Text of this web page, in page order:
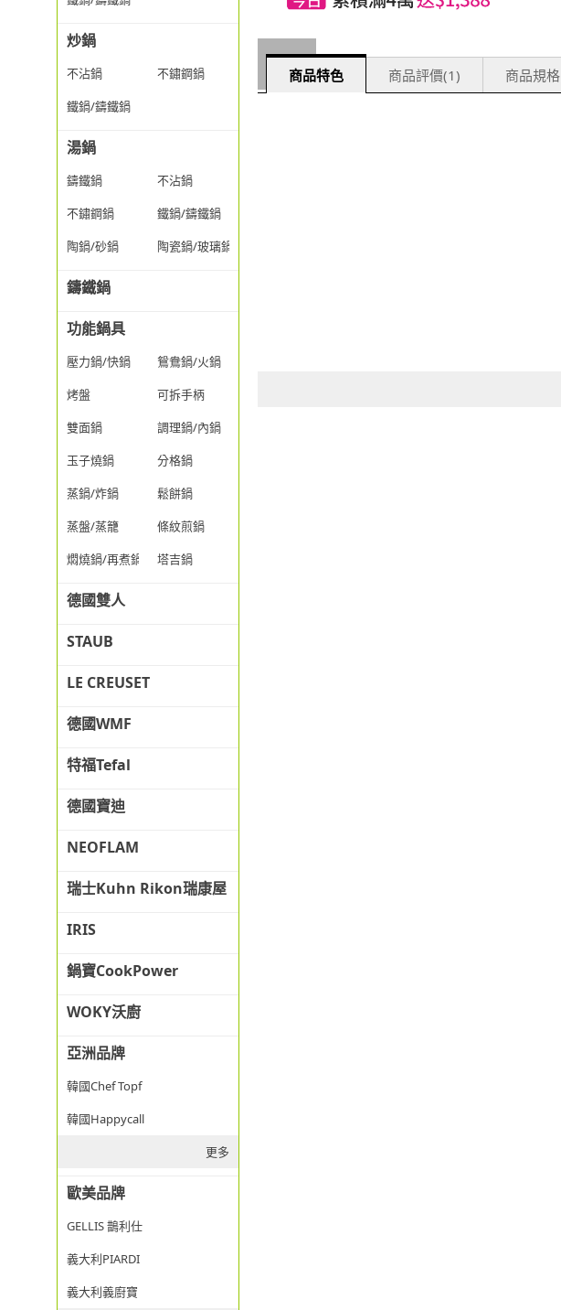
炒鍋
不沾鍋
不鏽鋼鍋
鐵鍋/鑄鐵鍋
湯鍋
鑄鐵鍋
不沾鍋
不鏽鋼鍋
鐵鍋/鑄鐵鍋
陶鍋/砂鍋
陶瓷鍋/玻璃鍋/透明鍋
鑄鐵鍋
功能鍋具
壓力鍋/快鍋
鴛鴦鍋/火鍋
烤盤
可拆手柄
雙面鍋
調理鍋/內鍋
玉子燒鍋
分格鍋
蒸鍋/炸鍋
鬆餅鍋
蒸盤/蒸籠
條紋煎鍋
燜燒鍋/再煮鍋
塔吉鍋
德國雙人
STAUB
LE CREUSET
德國WMF
特福Tefal
德國寶迪
NEOFLAM
瑞士Kuhn Rikon瑞康屋
IRIS
鍋寶CookPower
WOKY沃廚
亞洲品牌
韓國Chef Topf
韓國Happycall
更多
歐美品牌
GELLIS 鵲利仕
義大利PIARDI
義大利義廚寶
商品特色 商品評價(1) 商品規格